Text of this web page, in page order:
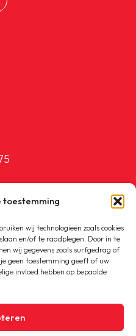
toestemming
wij technologieën zoals cookies
en/of te raadplegen. Door in te
wij gegevens zoals surfgedrag of
je geen toestemming geeft of uw
invloed hebben op bepaalde